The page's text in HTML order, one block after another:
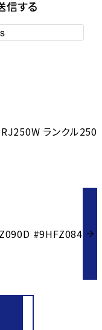
信する
ランクル250
#9HFZ084